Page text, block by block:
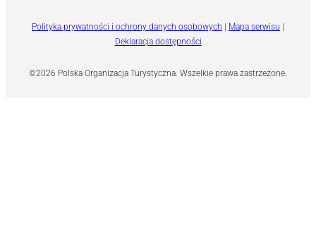
©2026 Polska Organizacja Turystyczna. Wszelkie prawa zastrzeżone.
Polityka prywatności i ochrony danych osobowych | Mapa serwisu |
Deklaracja dostępności